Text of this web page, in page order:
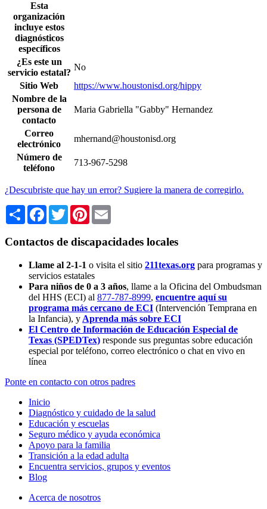
Esta
organización
incluye estos
diagnósticos
específicos
¿Es este un
servicio estatal?
No
Sitio Web
https://www.houstonisd.org/hippy
Nombre de la
persona de
contacto
Maria Gabriella "Gabby" Hernandez
Correo
electrónico
mhernand@houstonisd.org
Número de
teléfono
713-967-5298
¿Descubriste que hay un error? Sugiere la manera de corregirlo.
Share Facebook
TwitterPinterest
Contactos de discapacidades locales
Llame al 2-1-1 o visita el sitio 211texas.org para programas y
servicios estatales
Para niños de 0 a 3 años, llame a la Oficina del Ombudsman
del HHS (ECI) al 877-787-8999, encuentre aquí su
programa más cercano de ECI (Intervención Temprana en
la Infancia), y Aprenda más sobre ECI
El Centro de Información de Educación Especial de
Texas (SPEDTex) responde sus preguntas sobre educación
especial por teléfono, correo electrónico o chat en vivo en
línea
Ponte en contacto con otros padres
Inicio
Diagnóstico y cuidado de la salud
Educación y escuelas
Seguro médico y ayuda económica
Apoyo para la familia
Transición a la edad adulta
Encuentra servicios, grupos y eventos
Blog
Acerca de nosotros